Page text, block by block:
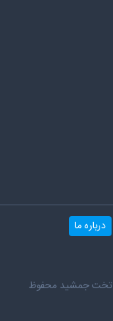
درباره ما
تخت جمشید محفوظ